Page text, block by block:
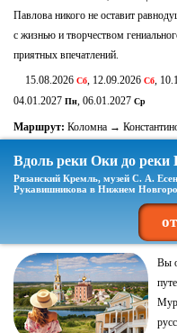
Павлова никого не оставит
с жизнью и творчеством
приятных впечатлений.
15.08.2026 Сб, 12.09.2026 Сб,
04.01.2027 Пн, 06.01.2027 Ср
Маршрут: Коломна →
Вдоль реки Оки до реки
Рязанский Кремль, музей С. А.
Рукавишникова в Нижнем
Вы